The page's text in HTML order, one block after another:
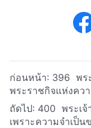
ก่อนหน้า: 396 พร
พระราชกิจแห่งคว
ถัดไป: 400 พระเจ้
เพราะความจำเป็